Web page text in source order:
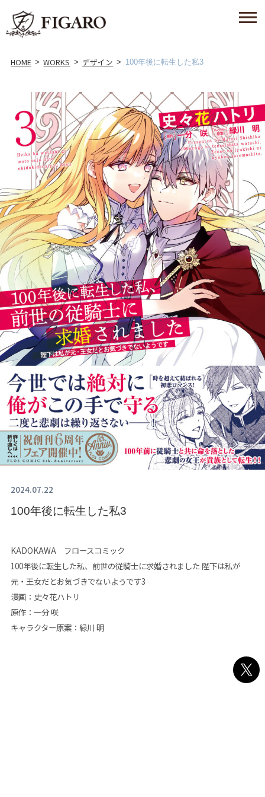
HOME WORKS デザイン 100年後に転生した私3
2024.07.22
100年後に転生した私3
KADOKAWA フロースコミック
100年後に転生した私、前世の従騎士に求婚されました 陛下は私が
元・王女だとお気づきでないようです3
漫画：史々花ハトリ
原作：一分 咲
キャラクター原案：緑川 明